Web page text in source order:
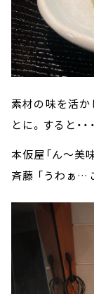
素材の味を活か
とに。すると・・・
本仮屋「ん～美味
斉藤 「うわぁ…